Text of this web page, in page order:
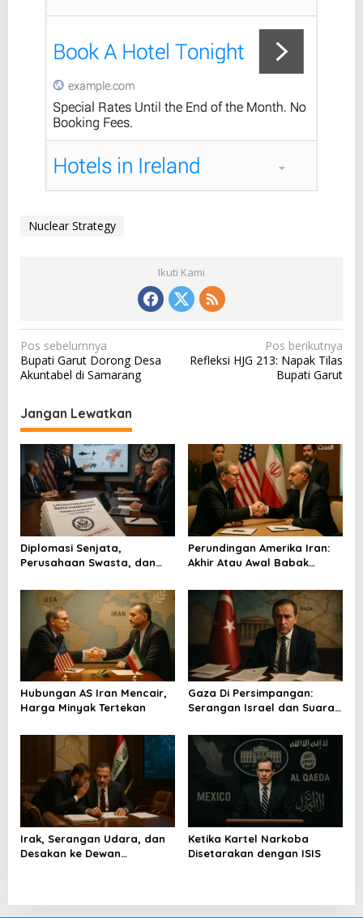
Nuclear Strategy
Ikuti Kami
N
a
i
g
a
s
i
o
s
Pos sebelumnya
Bupati Garut Dorong Desa
Akuntabel di Samarang
Pos berikutnya
Refleksi HJG 213: Napak Tilas
Bupati Garut
Jangan Lewatkan
Diplomasi Senjata,
Perusahaan Swasta, dan
Perundingan Amerika Iran:
Akhir Atau Awal Babak
Hubungan AS Iran Mencair,
Harga Minyak Tertekan
Gaza Di Persimpangan:
Serangan Israel dan Suara
Irak, Serangan Udara, dan
Desakan ke Dewan
Ketika Kartel Narkoba
Disetarakan dengan ISIS